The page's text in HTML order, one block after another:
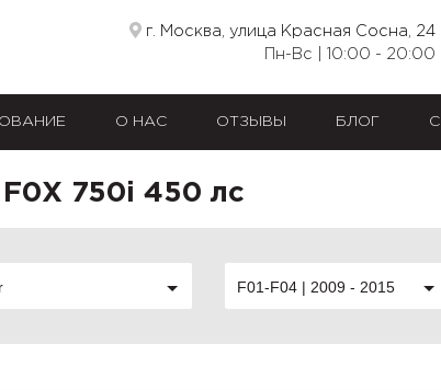
г. Москва, улица Красная Сосна, 24
Пн-Вс | 10:00 - 20:00
О НАС ОТЗЫВЫ БЛОГ
750i 450 лс
F01-F04 | 2009 - 2015